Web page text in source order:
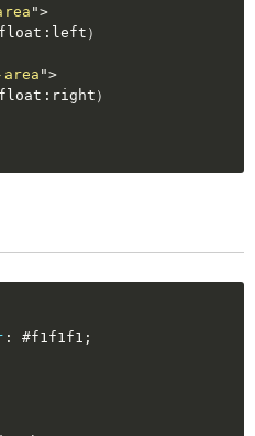
">
）
">
）
: #f1f1f1 ;